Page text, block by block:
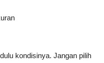
kondisinya. Jangan pilih